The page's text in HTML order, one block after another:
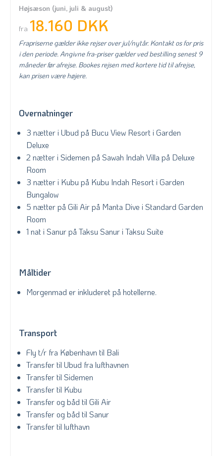
Højsæson (juni, juli & august)
fra 18.160 DKK
Frapriserne gælder ikke rejser over jul/nytår. Kontakt os for pris
i den periode. Angivne fra-priser gælder ved bestilling senest 9
måneder før afrejse. Bookes rejsen med kortere tid til afrejse,
kan prisen være højere.
Overnatninger
3 nætter i Ubud på Bucu View Resort i Garden
Deluxe
2 nætter i Sidemen på Sawah Indah Villa på Deluxe
Room
3 nætter i Kubu på Kubu Indah Resort i Garden
Bungalow
5 nætter på Gili Air på Manta Dive i Standard Garden
Room
1 nat i Sanur på Taksu Sanur i Taksu Suite
Måltider
Morgenmad er inkluderet på hotellerne.
Transport
Fly t/r fra København til Bali
Transfer til Ubud fra lufthavnen
Transfer til Sidemen
Transfer til Kubu
Transfer og båd til Gili Air
Transfer og båd til Sanur
Transfer til lufthavn